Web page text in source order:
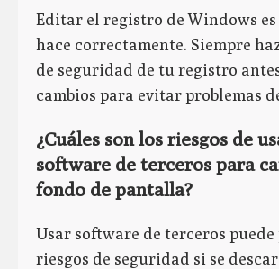
Editar el registro de Windows es
hace correctamente. Siempre
de seguridad de tu registro
cambios para evitar problemas
¿Cuáles son los riesgos de
software de terceros para
fondo de pantalla?
Usar software de terceros
riesgos de seguridad si se